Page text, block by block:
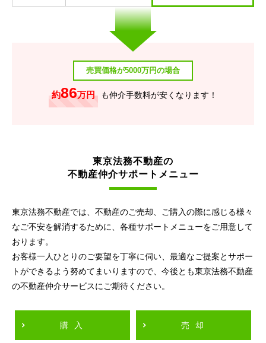
売買価格が5000万円の場合
約86万円 も仲介手数料が安くなります！
東京法務不動産の
不動産仲介サポートメニュー
東京法務不動産では、不動産のご売却、ご購入の際に感じる様々
なご不安を解消するために、各種サポートメニューをご用意して
おります。
お客様一人ひとりのご要望を丁寧に伺い、最適なご提案とサポー
トができるよう努めてまいりますので、今後とも東京法務不動産
の不動産仲介サービスにご期待ください。
購入 売却